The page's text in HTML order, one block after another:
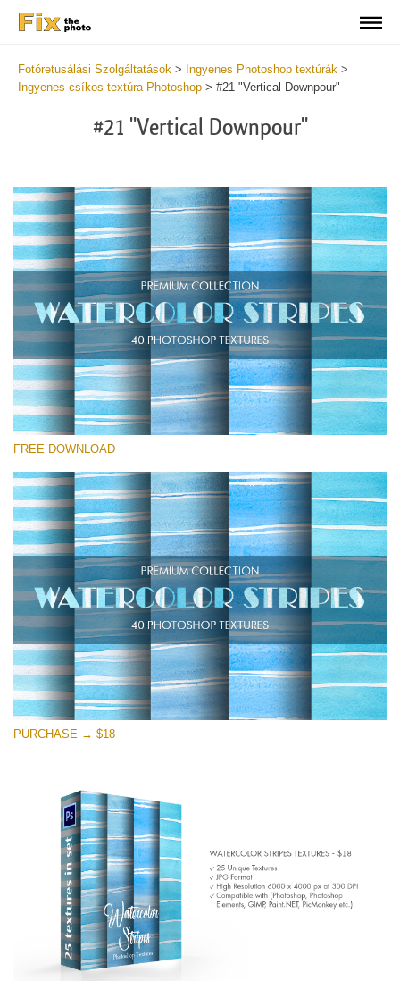
Fotóretusálási Szolgáltatások > Ingyenes Photoshop textúrák >
Ingyenes csíkos textúra Photoshop > #21 "Vertical Downpour"
#21 "Vertical Downpour"
Kérlek, válassz
Small 800*533px
Stripes Watercolor
(25 Textures)
Large 6000*4000px
Entire Collection
(1783 Overlays)
Large 6000*4000px
Ingyenes letöltés
FREE DOWNLOAD
PURCHASE → $18